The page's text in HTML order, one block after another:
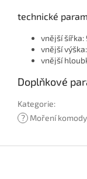
technické
vnější šířka:
vnější
vnější
Doplňkové
Kategorie:
? Moření